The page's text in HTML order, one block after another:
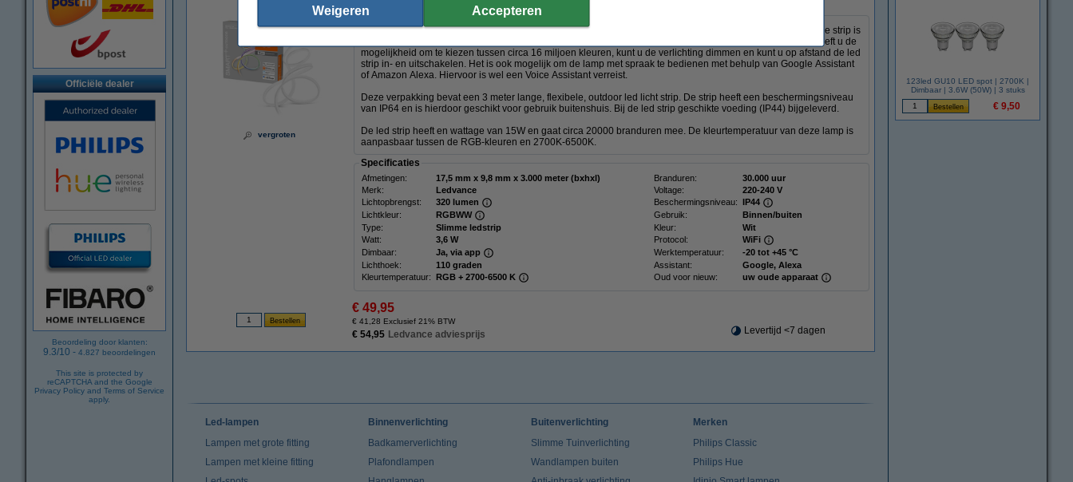
Officiële dealer
Beoordeling door klanten:
9.3/10 - 4.827 beoordelingen
This site is protected by
reCAPTCHA and the Google
Privacy Policy and Terms of Service
apply.
vergroten
Omschrijving
Voorzie uw woning, tuin of balkon van sfeervol licht met deze 3 meter lange smart led strip van Ledvance. De strip is
voorzien van wifi-technologie. U hoeft de strip alleen te koppelen aan wifi en de Ledvance app. Hiermee heeft u de
mogelijkheid om te kiezen tussen circa 16 miljoen kleuren, kunt u de verlichting dimmen en kunt u op afstand de led
strip in- en uitschakelen. Het is ook mogelijk om de lamp met spraak te bedienen met behulp van Google Assistant
of Amazon Alexa. Hiervoor is wel een Voice Assistant verreist.
Deze verpakking bevat een 3 meter lange, flexibele, outdoor led licht strip. De strip heeft een beschermingsniveau
van IP64 en is hierdoor geschikt voor gebruik buitenshuis. Bij de led strip geschikte voeding (IP44) bijgeleverd.
De led strip heeft en wattage van 15W en gaat circa 20000 branduren mee. De kleurtemperatuur van deze lamp is
aanpasbaar tussen de RGB-kleuren en 2700K-6500K.
Specificaties
Afmetingen: 17,5 mm x 9,8 mm x 3.000 meter (bxhxl) Branduren:
30.000 uur
Merk:
Ledvance Voltage:
220-240 V
Lichtopbrengst:
320 lumen Beschermingsniveau: IP44
Lichtkleur:
RGBWW Gebruik:
Binnen/buiten
Type:
Slimme ledstrip Kleur:
Wit
Watt:
3,6 W Protocol:
WiFi
Dimbaar:
Ja, via app Werktemperatuur:
-20 tot +45 °C
Lichthoek:
110 graden Assistant:
Google, Alexa
Kleurtemperatuur: RGB + 2700-6500 K Oud voor nieuw: uw oude apparaat
€ 49,95
€ 41,28 Exclusief 21% BTW
€ 54,95 Ledvance adviesprijs Levertijd <7 dagen
123led GU10 LED spot | 2700K |
Dimbaar | 3.6W (50W) | 3 stuks
€ 9,50
Led-lampen
Lampen met grote fitting
Lampen met kleine fitting
Binnenverlichting
Badkamerverlichting
Plafondlampen
Buitenverlichting
Slimme Tuinverlichting
Wandlampen buiten
Merken
Philips Classic
Philips Hue
Weigeren Accepteren